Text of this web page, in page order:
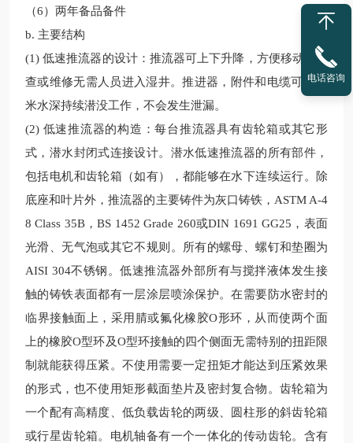
（6） 两年备品备件
b. 主要结构
(1) 低速推流器的设计：推流器可上下升降，方便移动，检
查或维修无需人员进入湿井。推进器，附件和电缆可在20
米水深持续潜没工作，不会发生泄漏。
(2) 低速推流器的构造：每台推流器具有齿轮箱或其它形
式，潜水封闭式连接设计。潜水低速推流器的所有部件，
包括电机和齿轮箱（如有），都能够在水下连续运行。除
底座和叶片外，推流器的主要铸件为灰口铸铁，ASTM A-4
8 Class 35B，BS 1452 Grade 260或DIN 1691 GG25，表面
光滑、无气泡或其它不规则。所有的螺母、螺钉和垫圈为
AISI 304不锈钢。低速推流器外部所有与搅拌液体发生接
触的铸铁表面都有一层涂层喷涂保护。在需要防水密封的
临界接触面上，采用腈或氟化橡胶O形环，从而使两个面
上的橡胶O型环及O型环接触的四个侧面无需特别的扭距限
制就能获得压紧。不使用需要一定扭矩才能达到压紧效果
的形式，也不使用矩形截面垫片及密封复合物。齿轮箱为
一个配有高精度、低负载齿轮的两级、圆柱形的斜齿轮箱
或行星齿轮箱。电机轴备有一个一体化的传动齿轮。含有
电话咨询